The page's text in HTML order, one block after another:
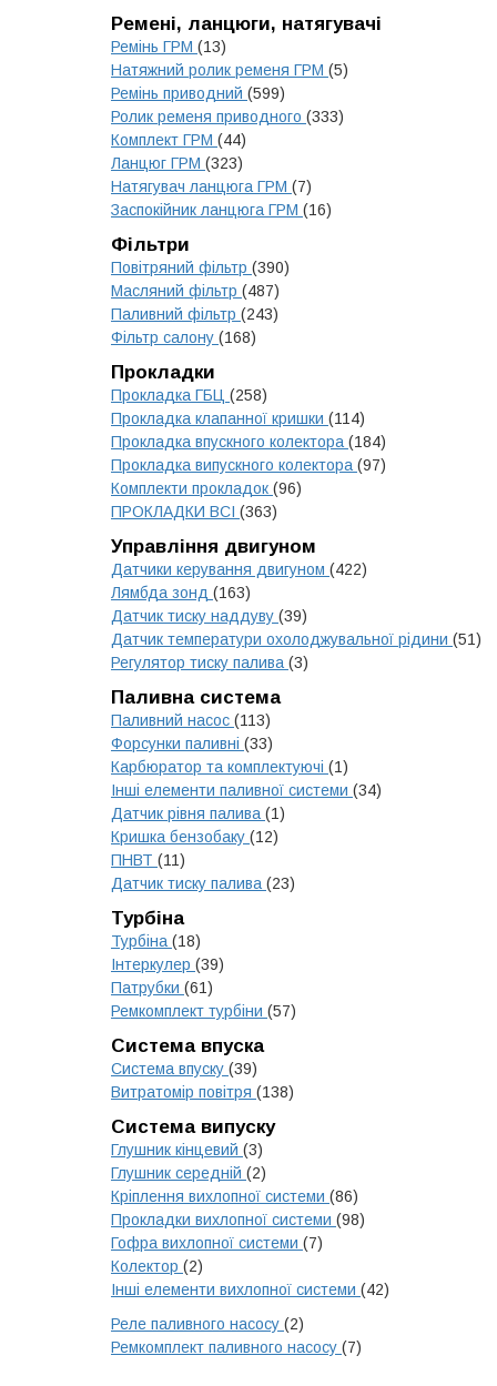
Ремені, ланцюги, натягувачі
Ремінь ГРМ (13)
Натяжний ролик ременя ГРМ (5)
Ремінь приводний (599)
Ролик ременя приводного (333)
Комплект ГРМ (44)
Ланцюг ГРМ (323)
Натягувач ланцюга ГРМ (7)
Заспокійник ланцюга ГРМ (16)
Фільтри
Повітряний фільтр (390)
Масляний фільтр (487)
Паливний фільтр (243)
Фільтр салону (168)
Прокладки
Прокладка ГБЦ (258)
Прокладка клапанної кришки (114)
Прокладка впускного колектора (184)
Прокладка випускного колектора (97)
Комплекти прокладок (96)
ПРОКЛАДКИ ВСІ (363)
Управління двигуном
Датчики керування двигуном (422)
Лямбда зонд (163)
Датчик тиску наддуву (39)
Датчик температури охолоджувальної рідини (51)
Регулятор тиску палива (3)
Паливна система
Паливний насос (113)
Форсунки паливні (33)
Карбюратор та комплектуючі (1)
Інші елементи паливної системи (34)
Датчик рівня палива (1)
Кришка бензобаку (12)
ПНВТ (11)
Датчик тиску палива (23)
Турбіна
Турбіна (18)
Інтеркулер (39)
Патрубки (61)
Ремкомплект турбіни (57)
Система впуска
Система впуску (39)
Витратомір повітря (138)
Система випуску
Глушник кінцевий (3)
Глушник середній (2)
Кріплення вихлопної системи (86)
Прокладки вихлопної системи (98)
Гофра вихлопної системи (7)
Колектор (2)
Інші елементи вихлопної системи (42)
Реле паливного насосу (2)
Ремкомплект паливного насосу (7)